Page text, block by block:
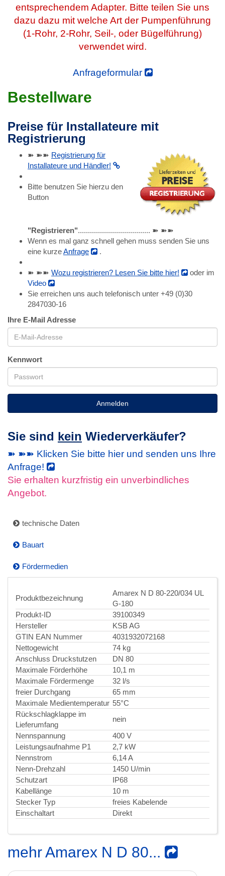
entsprechendem Adapter. Bitte teilen Sie uns
dazu dazu mit welche Art der Pumpenführung
(1-Rohr, 2-Rohr, Seil-, oder Bügelführung)
verwendet wird.
Anfrageformular
Bestellware
Preise für Installateure mit
Registrierung
➽ ➽➽ Registrierung für
Installateure und Händler!
Bitte benutzen Sie hierzu den
Button
"Registrieren".................................... ➽ ➽➽
Wenn es mal ganz schnell gehen muss senden Sie uns
eine kurzeAnfrage .
➽ ➽➽ Wozu registrieren? Lesen Sie bitte hier!
oder im
Video
Sie erreichen uns auch telefonisch unter +49 (0)30
2847030-16
Ihre E-Mail Adresse
Kennwort
Anmelden
Sie sind kein Wiederverkäufer?
➽ ➽➽ Klicken Sie bitte hier und senden uns Ihre
Anfrage!
Sie erhalten kurzfristig ein unverbindliches
Angebot.
technische Daten
Bauart
Fördermedien
Produktbezeichnung
Amarex N D 80-220/034 UL
G-180
Produkt-ID
39100349
Hersteller
KSB AG
GTIN EAN Nummer
4031932072168
Nettogewicht
74 kg
Anschluss Druckstutzen
DN 80
Maximale Förderhöhe
10,1 m
Maximale Fördermenge
32 l/s
freier Durchgang
65 mm
Maximale Medientemperatur 55°C
Rückschlagklappe im
Lieferumfang
nein
Nennspannung
400 V
Leistungsaufnahme P1
2,7 kW
Nennstrom
6,14 A
Nenn-Drehzahl
1450 U/min
Schutzart
IP68
Kabellänge
10 m
Stecker Typ
freies Kabelende
Einschaltart
Direkt
mehr Amarex N D 80...